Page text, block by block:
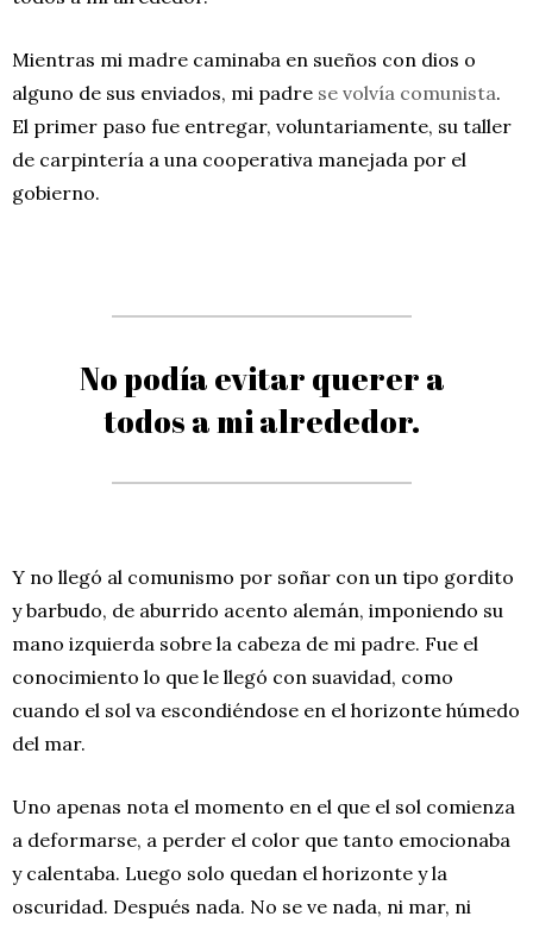
Mientras mi madre caminaba en sueños con dios o
alguno de sus enviados, mi padre se volvía comunista.
El primer paso fue entregar, voluntariamente, su taller
de carpintería a una cooperativa manejada por el
gobierno.
No podía evitar querer a
todos a mi alrededor.
Y no llegó al comunismo por soñar con un tipo gordito
y barbudo, de aburrido acento alemán, imponiendo su
mano izquierda sobre la cabeza de mi padre. Fue el
conocimiento lo que le llegó con suavidad, como
cuando el sol va escondiéndose en el horizonte húmedo
del mar.
Uno apenas nota el momento en el que el sol comienza
a deformarse, a perder el color que tanto emocionaba
y calentaba. Luego solo quedan el horizonte y la
oscuridad. Después nada. No se ve nada, ni mar, ni